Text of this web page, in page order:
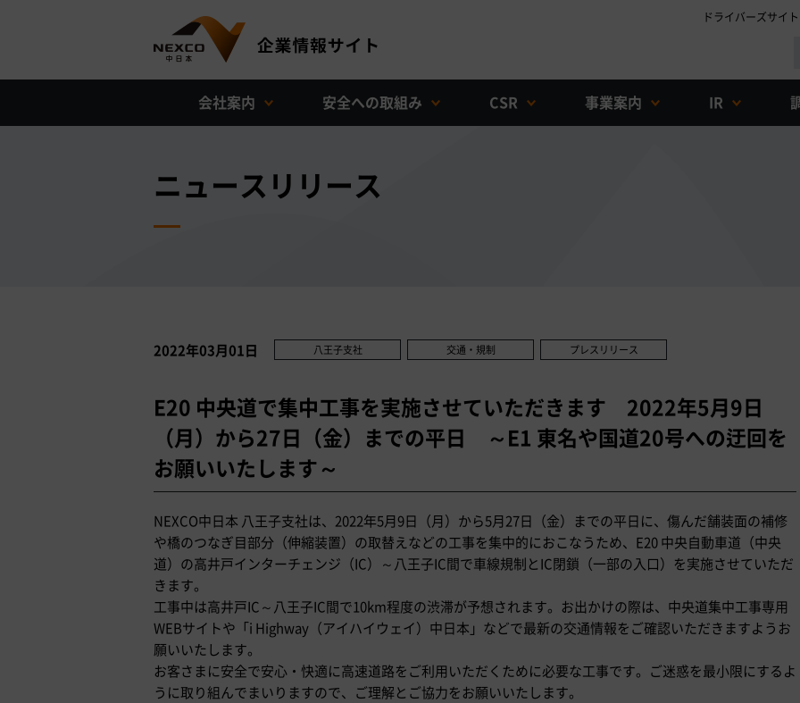
ドライバーズサイト
会社案内 安全への取組み CSR 事業案内 IR
ニュースリリース
2022年03月01日 八王子支社 交通・規制 プレスリリース
E20 中央道で集中工事を実施させていただきます 2022年5月9日
（月）から27日（金）までの平日 ～E1 東名や国道20号への迂回を
お願いいたします～
NEXCO中日本 八王子支社は、2022年5月9日（月）から5月27日（金）までの平日に、傷んだ舗装面の補修
や橋のつなぎ目部分（伸縮装置）の取替えなどの工事を集中的におこなうため、E20 中央自動車道（中央
道）の高井戸インターチェンジ（IC）～八王子IC間で車線規制とIC閉鎖（一部の入口）を実施させていただ
きます。
工事中は高井戸IC～八王子IC間で10km程度の渋滞が予想されます。お出かけの際は、中央道集中工事専用
WEBサイトや「i Highway（アイハイウェイ）中日本」などで最新の交通情報をご確認いただきますようお
願いいたします。
お客さまに安全で安心・快適に高速道路をご利用いただくために必要な工事です。ご迷惑を最小限にするよ
うに取り組んでまいりますので、ご理解とご協力をお願いいたします。